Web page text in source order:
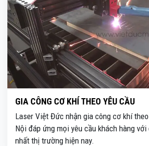
GIA CÔNG CƠ KHÍ THEO YÊU CẦU
Laser Việt Đức nhận gia công cơ khí
Nội đáp ứng mọi yêu cầu khách hàng
nhất thị trường hiện nay.